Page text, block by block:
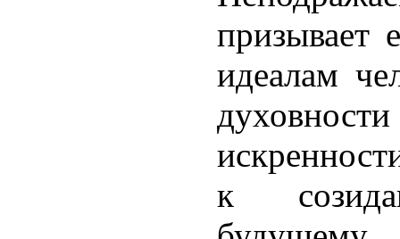
призывает
идеалам
к